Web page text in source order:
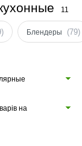
11
Блендеры (79)
на